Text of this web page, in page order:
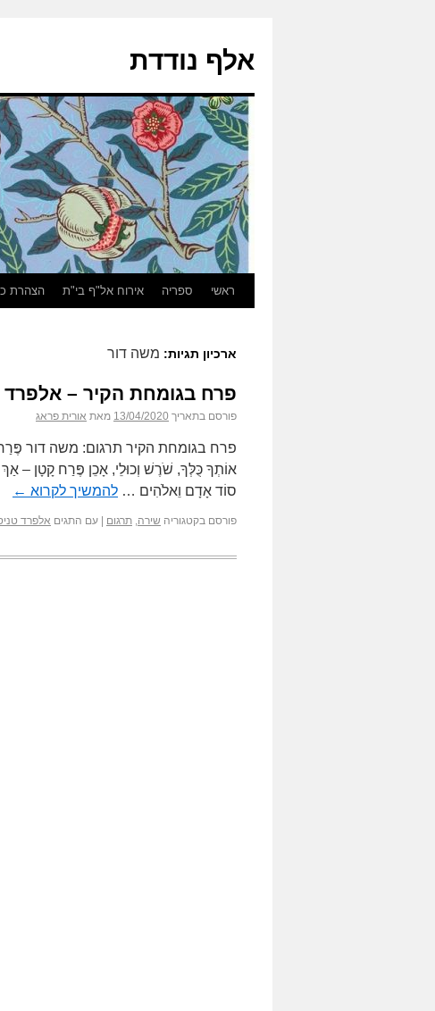
אלף נודדת
ראשי ספריה אירוח אל"ף בי"ת הצהרת
ארכיון תגיות: משה דור
פרח בגומחת הקיר – אלפרד
פורסם בתאריך 13/04/2020 מאת אורית פראג
פרח בגומחת הקיר תרגום: משה דור
אוֹתְךָ כֻּלְּךָ, שֹׁרֶשׁ וְכוּלֵי, אָכֵן פֶּרַח קָטָן – אַךְ
סוֹד אָדָם וֵאלֹהִים … להמשיך לקרוא ←
פורסם בקטגוריה שירה, תרגום עם התגים אלפרד